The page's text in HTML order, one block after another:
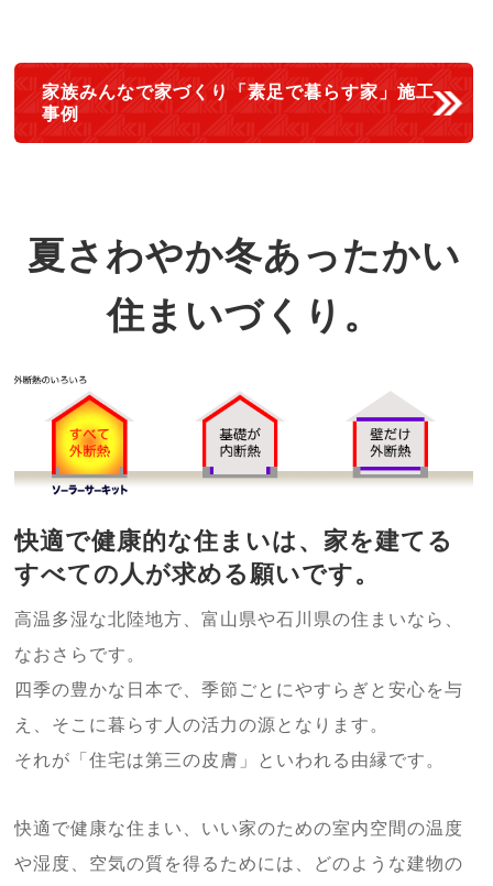
家族みんなで家づくり「素足で暮らす家」施工
事例
夏さわやか冬あったかい
住まいづくり。
快適で健康的な住まいは、家を建てる
すべての人が求める願いです。
高温多湿な北陸地方、富山県や石川県の住まいなら、
なおさらです。
四季の豊かな日本で、季節ごとにやすらぎと安心を与
え、そこに暮らす人の活力の源となります。
それが「住宅は第三の皮膚」といわれる由縁です。
快適で健康な住まい、いい家のための室内空間の温度
や湿度、空気の質を得るためには、どのような建物の